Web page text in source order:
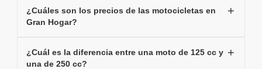
¿Cuáles son los precios de las motocicletas en
Gran Hogar?
¿Cuál es la diferencia entre una moto de 125 cc y
una de 250 cc?